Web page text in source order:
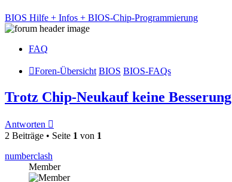
BIOS Hilfe + Infos + BIOS-Chip-Programmierung
FAQ
Foren-Übersicht BIOS BIOS-FAQs
Trotz Chip-Neukauf keine Besserung
Antworten
2 Beiträge • Seite 1 von 1
numberclash
Member